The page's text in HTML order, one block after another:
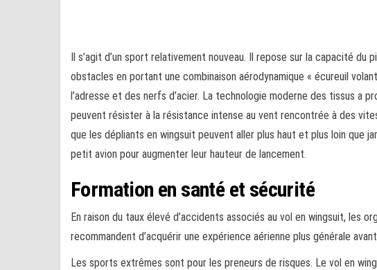
Il s’agit d’un sport relativement nouveau. Il repose sur la capacité
obstacles en portant une combinaison aérodynamique « écureuil
l’adresse et des nerfs d’acier. La technologie moderne des tissus a
peuvent résister à la résistance intense au vent rencontrée à des
que les dépliants en wingsuit peuvent aller plus haut et plus loin que
petit avion pour augmenter leur hauteur de lancement.
Formation en santé et sécurité
En raison du taux élevé d’accidents associés au vol en wingsuit, les
recommandent d’acquérir une expérience aérienne plus générale
Les sports extrêmes sont pour les preneurs de risques. Le vol en